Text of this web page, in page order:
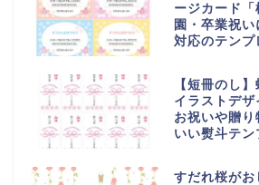
ージカード
園・卒業祝
対応のテンプ
【短冊のし
イラストデ
お祝いや贈
いい熨斗テン
すだれ桜がお